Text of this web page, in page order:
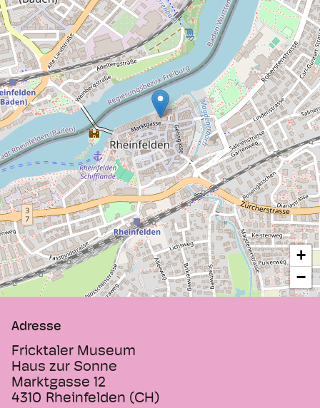
Sebastiani » visualise les traditions
cultivées.
« Les cloches peuvent-elles voler ? » est
une exposition passionnante portant sur la
collection sacrale du musée invitant les
visiteurs à explorer les œuvres.
L'exposition « In Sale Salus - Hermann
Keller et la station thermale de Rheinfelden
» retrace l'ascension et le déclin de
Rheinfelden comme célèbre station
thermale au 19e et 20e siècle.
+
−
Adresse
Fricktaler Museum
Haus zur Sonne
Marktgasse 12
4310 Rheinfelden (CH)